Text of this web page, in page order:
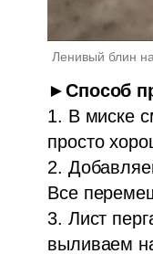
Ленивый блин
►Способ
1. В миске
просто
2.
Все
3. Лист
выливаем